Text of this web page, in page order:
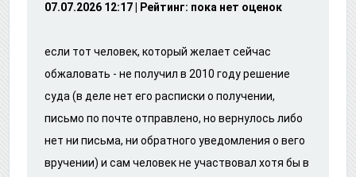
07.07.2026 12:17 | Рейтинг: пока нет оценок
если тот человек, который желает сейчас
обжаловать - не получил в 2010 году решение
суда (в деле нет его расписки о получении,
письмо по почте отправлено, но вернулось либо
нет ни письма, ни обратного уведомления о вего
вручении) и сам человек не участвовал хотя бы в